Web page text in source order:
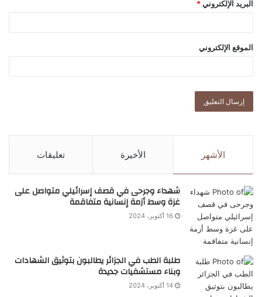
البريد الإلكتروني *
الموقع الإلكتروني
الأشهر الأخيرة تعليقات
شهداء وجرحى في قصف إسرائيلي متواصل على
غزة وسط أزمة إنسانية متفاقمة
16 أكتوبر، 2024
طلبة الطب في الجزائر يطالبون بتوثيق الشهادات
وبناء مستشفيات جديدة
14 أكتوبر، 2024